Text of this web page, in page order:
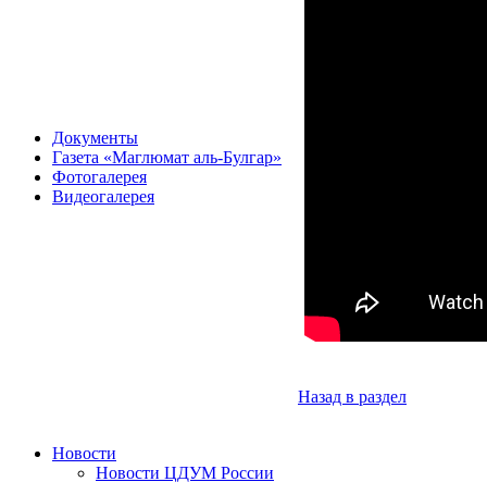
Документы
Газета «Маглюмат аль-Булгар»
Фотогалерея
Видеогалерея
Назад в раздел
Новости
Новости ЦДУМ России